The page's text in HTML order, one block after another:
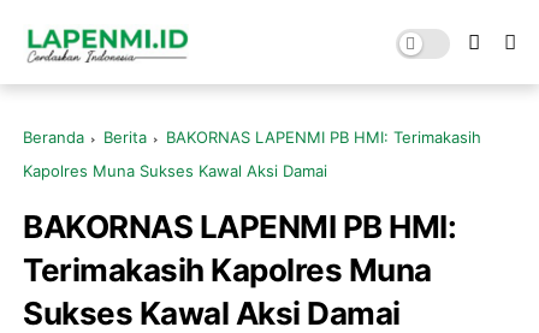
Beranda Berita
BAKORNAS LAPENMI PB HMI: Terimakasih
Kapolres Muna Sukses Kawal Aksi Damai
BAKORNAS LAPENMI PB HMI:
Terimakasih Kapolres Muna
Sukses Kawal Aksi Damai